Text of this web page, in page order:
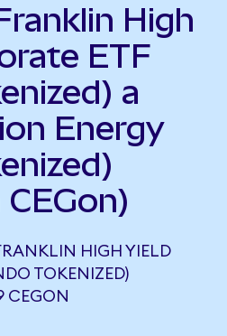
High
ETF
a
Energy
HIGH YIELD
TOKENIZED)
CEGON